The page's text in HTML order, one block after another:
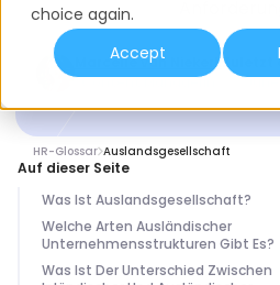
choice again.
Accept
Marcelle van Niekerk
Content Managerin
Zuletzt
June
HR-Glossar Auslandsgesellschaft
Auf dieser Seite
Was Ist Auslandsgesellschaft?
Welche Arten Ausländischer
Unternehmensstrukturen Gibt Es?
Was Ist Der Unterschied Zwischen